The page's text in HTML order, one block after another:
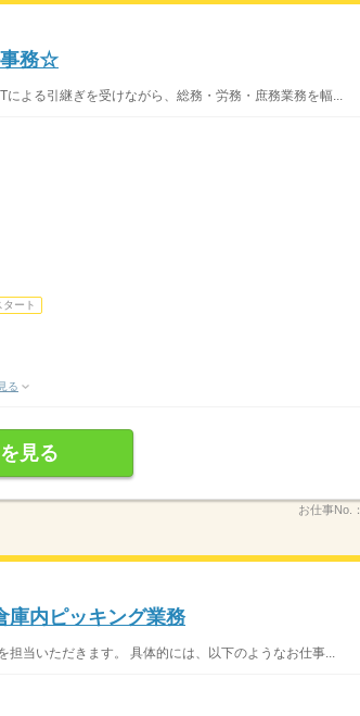
事務☆
よる引継ぎを受けながら、総務・労務・庶務業務を幅...
タート
る
見る
お仕事No.：
内ピッキング業務
当いただきます。 具体的には、以下のようなお仕事...